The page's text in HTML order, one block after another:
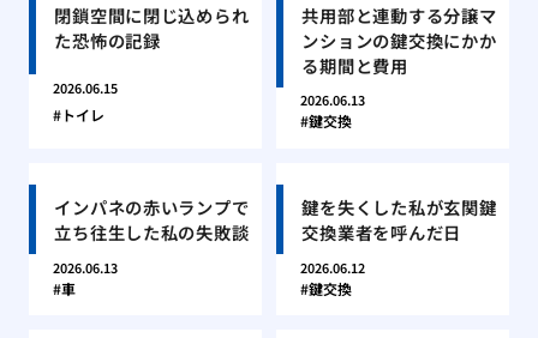
閉鎖空間に閉じ込められ
た恐怖の記録
2026.06.15
トイレ
共用部と連動する分譲マ
ンションの鍵交換にかか
る期間と費用
2026.06.13
鍵交換
インパネの赤いランプで
立ち往生した私の失敗談
2026.06.13
車
鍵を失くした私が玄関鍵
交換業者を呼んだ日
2026.06.12
鍵交換